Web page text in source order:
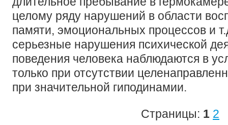
целому ряду нарушений в области
памяти, эмоциональных процессов и
серьезные нарушения психической
поведения человека наблюдаются в
только при отсутствии
при значительной гиподинамии.
Страницы: 1 2